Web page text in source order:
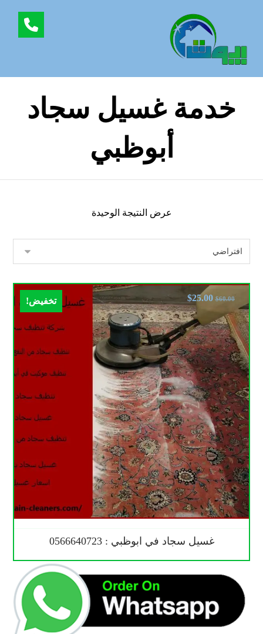
خدمة غسيل سجاد
أبوظبي
عرض النتيجة الوحيدة
تخفيض!
غسيل سجاد في ابوظبي : 0566640723
$60.00
$25.00